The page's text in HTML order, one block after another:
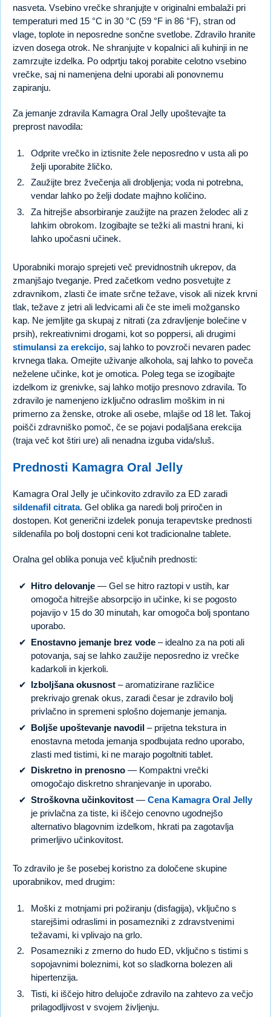
nasveta. Vsebino vrečke shranjujte v originalni embalaži pri
temperaturi med 15 °C in 30 °C (59 °F in 86 °F), stran od
vlage, toplote in neposredne sončne svetlobe. Zdravilo hranite
izven dosega otrok. Ne shranjujte v kopalnici ali kuhinji in ne
zamrzujte izdelka. Po odprtju takoj porabite celotno vsebino
vrečke, saj ni namenjena delni uporabi ali ponovnemu
zapiranju.
Za jemanje zdravila Kamagra Oral Jelly upoštevajte ta
preprost navodila:
Odprite vrečko in iztisnite žele neposredno v usta ali po
želji uporabite žličko.
Zaužijte brez žvečenja ali drobljenja; voda ni potrebna,
vendar lahko po želji dodate majhno količino.
Za hitrejše absorbiranje zaužijte na prazen želodec ali z
lahkim obrokom. Izogibajte se težki ali mastni hrani, ki
lahko upočasni učinek.
Uporabniki morajo sprejeti več previdnostnih ukrepov, da
zmanjšajo tveganje. Pred začetkom vedno posvetujte z
zdravnikom, zlasti če imate srčne težave, visok ali nizek krvni
tlak, težave z jetri ali ledvicami ali če ste imeli možgansko
kap. Ne jemljite ga skupaj z nitrati (za zdravljenje bolečine v
prsih), rekreativnimi drogami, kot so poppersi, ali drugimi
stimulansi za erekcijo, saj lahko to povzroči nevaren padec
krvnega tlaka. Omejite uživanje alkohola, saj lahko to poveča
neželene učinke, kot je omotica. Poleg tega se izogibajte
izdelkom iz grenivke, saj lahko motijo presnovo zdravila. To
zdravilo je namenjeno izključno odraslim moškim in ni
primerno za ženske, otroke ali osebe, mlajše od 18 let. Takoj
poišči zdravniško pomoč, če se pojavi podaljšana erekcija
(traja več kot štiri ure) ali nenadna izguba vida/sluš.
Prednosti Kamagra Oral Jelly
Kamagra Oral Jelly je učinkovito zdravilo za ED zaradi
sildenafil citrata. Gel oblika ga naredi bolj priročen in
dostopen. Kot generični izdelek ponuja terapevtske prednosti
sildenafila po bolj dostopni ceni kot tradicionalne tablete.
Oralna gel oblika ponuja več ključnih prednosti:
Hitro delovanje — Gel se hitro raztopi v ustih, kar
omogoča hitrejše absorpcijo in učinke, ki se pogosto
pojavijo v 15 do 30 minutah, kar omogoča bolj spontano
uporabo.
Enostavno jemanje brez vode – idealno za na poti ali
potovanja, saj se lahko zaužije neposredno iz vrečke
kadarkoli in kjerkoli.
Izboljšana okusnost – aromatizirane različice
prekrivajo grenak okus, zaradi česar je zdravilo bolj
privlačno in spremeni splošno dojemanje jemanja.
Boljše upoštevanje navodil – prijetna tekstura in
enostavna metoda jemanja spodbujata redno uporabo,
zlasti med tistimi, ki ne marajo pogoltniti tablet.
Diskretno in prenosno — Kompaktni vrečki
omogočajo diskretno shranjevanje in uporabo.
Stroškovna učinkovitost — Cena Kamagra Oral Jelly
je privlačna za tiste, ki iščejo cenovno ugodnejšo
alternativo blagovnim izdelkom, hkrati pa zagotavlja
primerljivo učinkovitost.
To zdravilo je še posebej koristno za določene skupine
uporabnikov, med drugim:
Moški z motnjami pri požiranju (disfagija), vključno s
starejšimi odraslimi in posamezniki z zdravstvenimi
težavami, ki vplivajo na grlo.
Posamezniki z zmerno do hudo ED, vključno s tistimi s
sopojavnimi boleznimi, kot so sladkorna bolezen ali
hipertenzija.
Tisti, ki iščejo hitro delujoče zdravilo na zahtevo za večjo
prilagodljivost v svojem življenju.